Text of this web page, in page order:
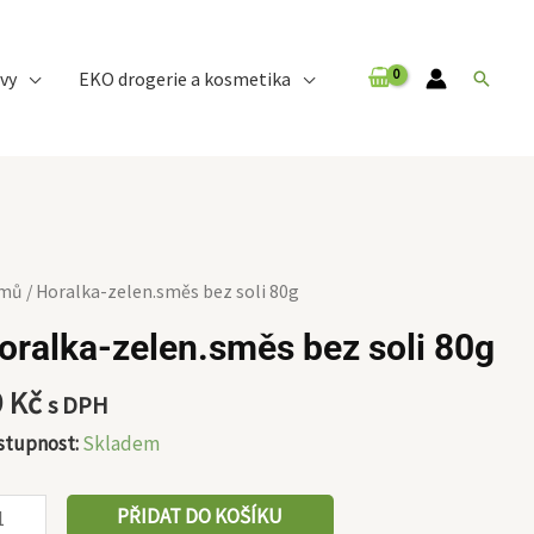
EKO drogerie a kosmetika Hledat
/ Horalka-zelen.směs bez soli 80g
zelen.směs bez soli 80g
Kčs DPH
Skladem
PŘIDAT DO KOŠÍKU